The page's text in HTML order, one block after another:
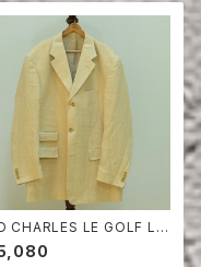
CHARLES LE GOLF LI
HERRINGBONE TAILO
JACKET